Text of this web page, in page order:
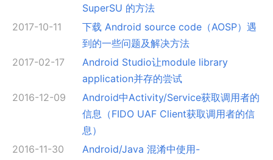
SuperSU 的方法
2017-10-11
下载 Android source code（AOSP）遇
到的一些问题及解决方法
2017-02-17
Android Studio让module library
application并存的尝试
2016-12-09
Android中Activity/Service获取调用者的
信息（FIDO UAF Client获取调用者的信
息）
2016-11-30
Android/Java 混淆中使用-